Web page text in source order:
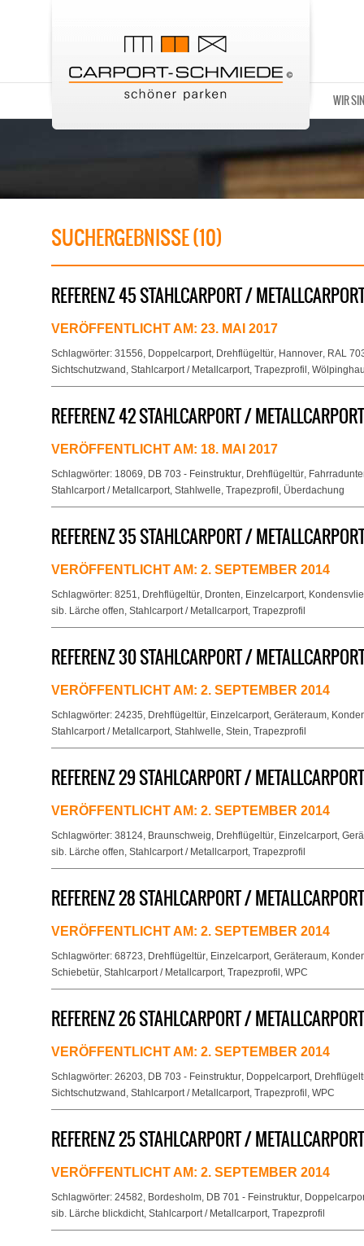
WIR
SUCHERGEBNISSE (10)
REFERENZ 45 STAHLCARPORT /
VERÖFFENTLICHT AM: 23. MAI 2017
Schlagwörter: 31556, Doppelcarport, Drehflügeltür, Hannover, RAL
Sichtschutzwand , Stahlcarport / Metallcarport, Trapezprofil ,
REFERENZ 42 STAHLCARPORT /
VERÖFFENTLICHT AM: 18. MAI 2017
Schlagwörter: 18069, DB 703 - Feinstruktur, Drehflügeltür,
Stahlcarport / Metallcarport, Stahlwelle, Trapezprofil , Überdachung
REFERENZ 35 STAHLCARPORT /
VERÖFFENTLICHT AM: 2. SEPTEMBER 2014
Schlagwörter: 8251, Drehflügeltür, Dronten, Einzelcarport,
sib. Lärche offen, Stahlcarport / Metallcarport, Trapezprofil
REFERENZ 30 STAHLCARPORT /
VERÖFFENTLICHT AM: 2. SEPTEMBER 2014
Schlagwörter: 24235, Drehflügeltür, Einzelcarport, Geräteraum,
Stahlcarport / Metallcarport, Stahlwelle, Stein, Trapezprofil
REFERENZ 29 STAHLCARPORT /
VERÖFFENTLICHT AM: 2. SEPTEMBER 2014
Schlagwörter: 38124, Braunschweig, Drehflügeltür, Einzelcarport,
sib. Lärche offen, Stahlcarport / Metallcarport, Trapezprofil
REFERENZ 28 STAHLCARPORT /
VERÖFFENTLICHT AM: 2. SEPTEMBER 2014
Schlagwörter: 68723, Drehflügeltür, Einzelcarport, Geräteraum,
Schiebetür, Stahlcarport / Metallcarport, Trapezprofil , WPC
REFERENZ 26 STAHLCARPORT /
VERÖFFENTLICHT AM: 2. SEPTEMBER 2014
Schlagwörter: 26203, DB 703 - Feinstruktur, Doppelcarport,
Sichtschutzwand , Stahlcarport / Metallcarport, Trapezprofil , WPC
REFERENZ 25 STAHLCARPORT /
VERÖFFENTLICHT AM: 2. SEPTEMBER 2014
Schlagwörter: 24582, Bordesholm, DB 701 - Feinstruktur,
sib. Lärche blickdicht, Stahlcarport / Metallcarport, Trapezprofil